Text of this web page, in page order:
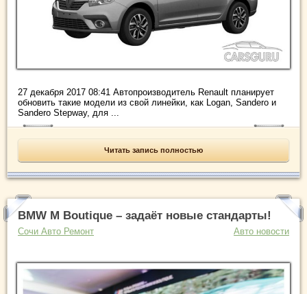
27 декабря 2017 08:41 Автопроизводитель Renault планирует
обновить такие модели из свой линейки, как Logan, Sandero и
Sandero Stepway, для ...
Читать запись полностью
BMW M Boutique – задаёт новые стандарты!
Сочи Авто Ремонт Авто новости